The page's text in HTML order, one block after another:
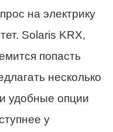
на электрику
Solaris KRX,
попасть
несколько
удобные опции
у